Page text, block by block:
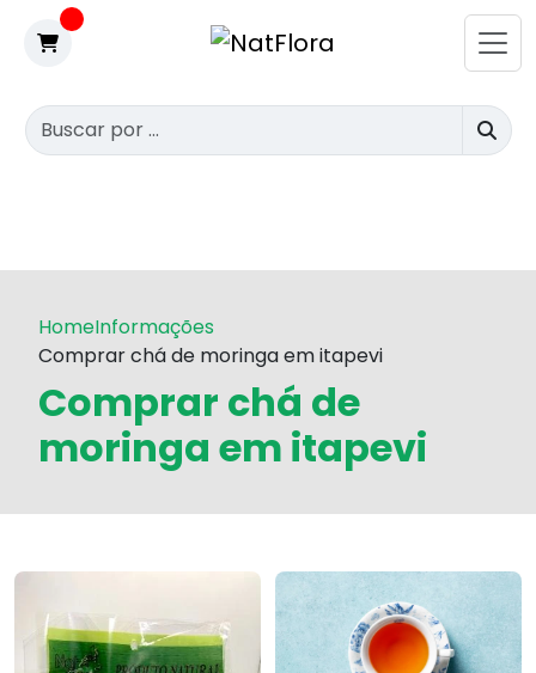
HomeInformações
Comprar chá de moringa em itapevi
Comprar chá de
moringa em itapevi